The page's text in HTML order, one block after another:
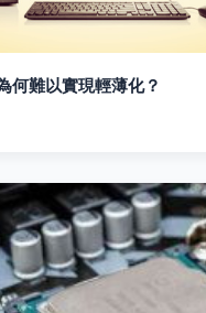
何難以實現輕薄化？